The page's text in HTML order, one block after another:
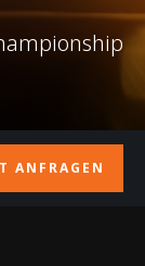
ANFRAGEN